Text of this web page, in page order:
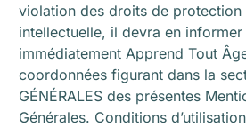
violation des droits de
intellectuelle, il devra en informer
immédiatement Apprend Tout
coordonnées figurant dans la
GÉNÉRALES des présentes
Générales. Conditions